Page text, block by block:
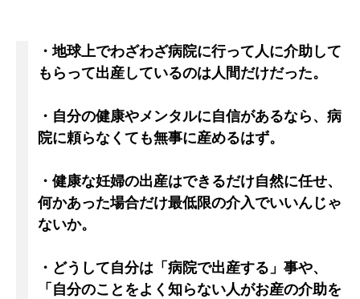
・地球上でわざわざ病院に行って人に介助して
もらって出産しているのは人間だけだった。
・自分の健康やメンタルに自信があるなら、病
院に頼らなくても無事に産めるはず。
・健康な妊婦の出産はできるだけ自然に任せ、
何かあった場合だけ最低限の介入でいいんじゃ
ないか。
・どうして自分は「病院で出産する」事や、
「自分のことをよく知らない人がお産の介助を